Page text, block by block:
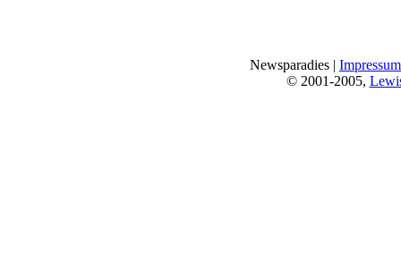
Newsparadies | Impressum
© 2001-2005,